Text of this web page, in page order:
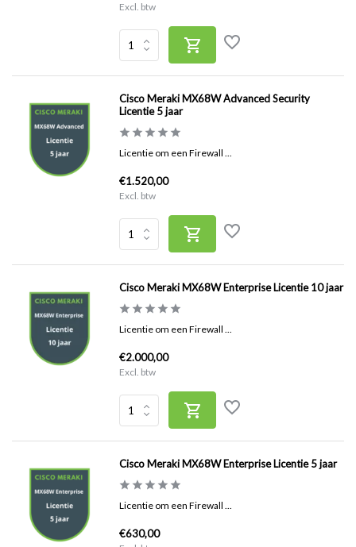
Excl. btw
Cisco Meraki MX68W Advanced Security
Licentie 5 jaar
Licentie om een Firewall ...
€1.520,00
Excl. btw
Cisco Meraki MX68W Enterprise Licentie 10 jaar
Licentie om een Firewall ...
€2.000,00
Excl. btw
Cisco Meraki MX68W Enterprise Licentie 5 jaar
Licentie om een Firewall ...
€630,00